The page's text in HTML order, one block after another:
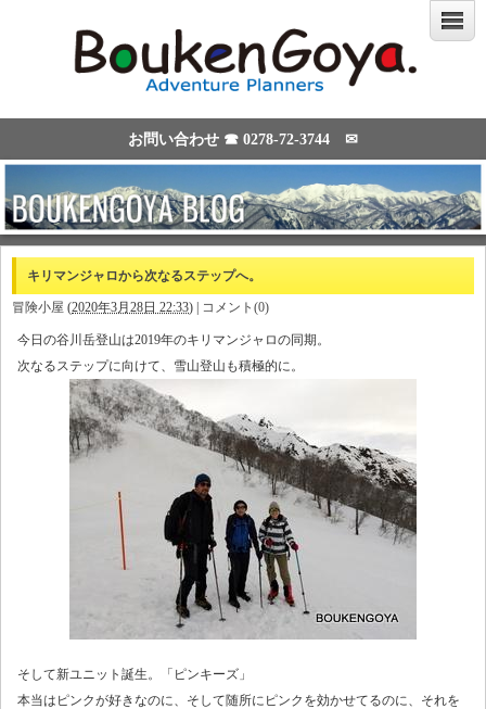
お問い合わせ ☎ 0278-72-3744 ✉
キリマンジャロから次なるステップへ。
冒険小屋 (2020年3月28日 22:33) | コメント(0)
今日の谷川岳登山は2019年のキリマンジャロの同期。
次なるステップに向けて、雪山登山も積極的に。
そして新ユニット誕生。「ピンキーズ」
本当はピンクが好きなのに、そして随所にピンクを効かせてるのに、それを